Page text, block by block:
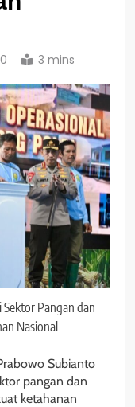
0 3 mins
Pangan dan
Nasional
Subianto
pangan dan
ketahanan